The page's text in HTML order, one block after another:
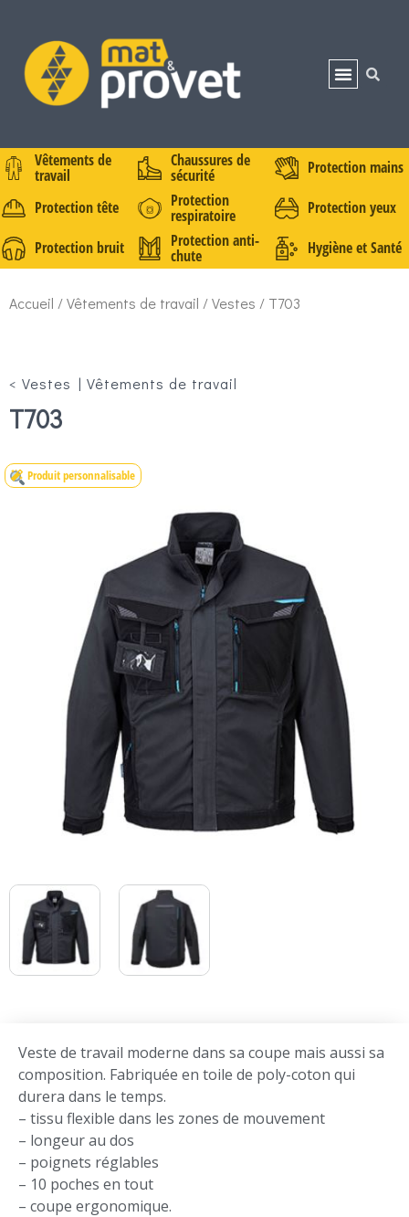
Vêtements de
travail
Chaussures de
sécurité
Protection mains
Protection tête
Protection
respiratoire
Protection yeux
Protection bruit
Protection anti-
chute Hygiène et Santé
Accueil /Vêtements de travail /Vestes / T703
< Vestes | Vêtements de travail
T703
Produit personnalisable
Veste de travail moderne dans sa coupe mais aussi sa
composition. Fabriquée en toile de poly-coton qui
durera dans le temps.
– tissu flexible dans les zones de mouvement
– longeur au dos
– poignets réglables
– 10 poches en tout
– coupe ergonomique.